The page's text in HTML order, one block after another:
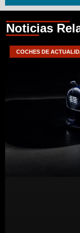
Noticias
COCHES DE